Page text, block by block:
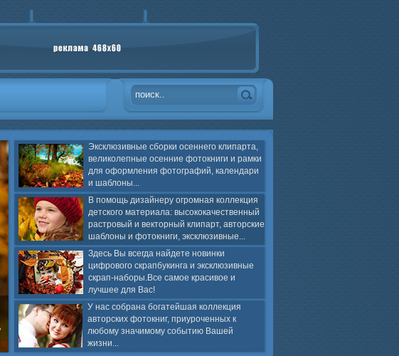
Эксклюзивные сборки осеннего клипарта,
великолепные осенние фотокниги и рамки
для оформления фотографий, календари
и шаблоны...
В помощь дизайнеру огромная коллекция
детского материала: высококачественный
растровый и векторный клипарт, авторские
шаблоны и фотокниги, эксклюзивные...
Здесь Вы всегда найдете новинки
цифрового скрапбукинга и эксклюзивные
скрап-наборы.Все самое красивое и
лучшее для Вас!
У нас собрана богатейшая коллекция
авторских фотокниг, приуроченных к
любому значимому событию Вашей
жизни...